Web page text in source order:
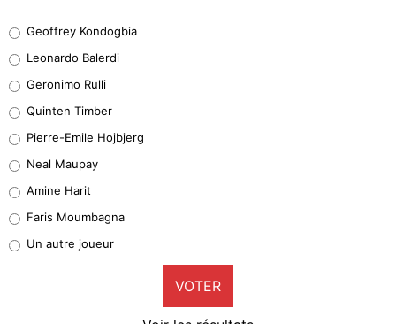
38%
32%
5%
1%
9%
Geoffrey Kondogbia
Leonardo Balerdi
Geronimo Rulli
Quinten Timber
Pierre-Emile Hojbjerg
Neal Maupay
Amine Harit
Faris Moumbagna
Un autre joueur
VOTER